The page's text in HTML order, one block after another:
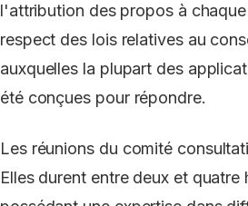
l'attribution des propos à
respect des lois relatives au
auxquelles la plupart des
été conçues pour répondre.
Les réunions du comité
Elles durent entre deux et